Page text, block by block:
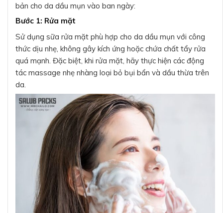
bản cho da dầu mụn vào ban ngày:
Bước 1: Rửa mặt
Sử dụng sữa rửa mặt phù hợp cho da dầu mụn với công
thức dịu nhẹ, không gây kích ứng hoặc chứa chất tẩy rửa
quá mạnh. Đặc biệt, khi rửa mặt, hãy thực hiện các động
tác massage nhẹ nhàng loại bỏ bụi bẩn và dầu thừa trên
da.